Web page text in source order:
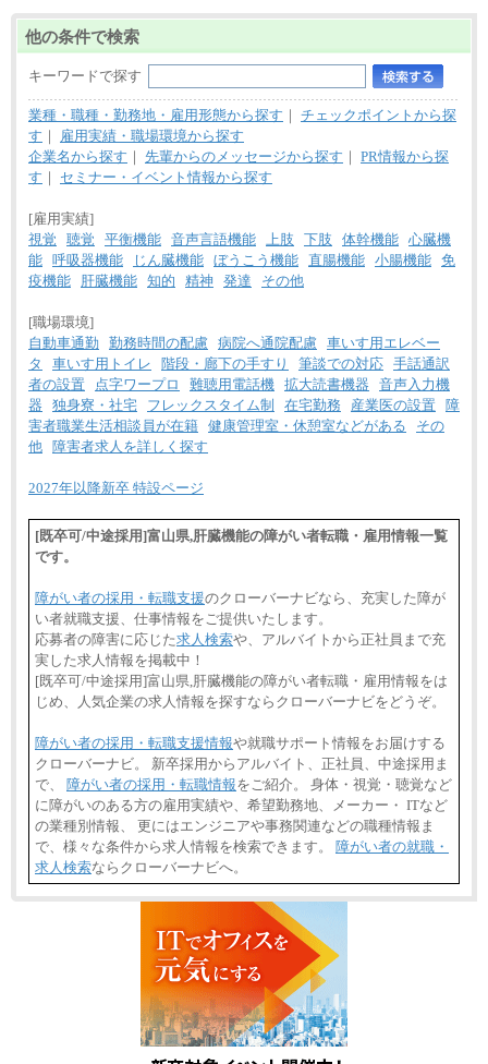
他の条件で検索
キーワードで探す
業種・職種・勤務地・雇用形態から探す ｜ チェックポイントから探
す ｜
雇用実績・職場環境から探す
企業名から探す ｜ 先輩からのメッセージから探す ｜ PR情報から探
す ｜ セミナー・イベント情報から探す
[雇用実績]
視覚
聴覚 平衡機能 音声言語機能 上肢 下肢 体幹機能 心臓機
能 呼吸器機能 じん臓機能 ぼうこう機能 直腸機能 小腸機能 免
疫機能
肝臓機能 知的 精神 発達 その他
[職場環境]
自動車通勤
勤務時間の配慮 病院へ通院配慮 車いす用エレベー
タ
車いす用トイレ 階段・廊下の手すり 筆談での対応 手話通訳
者の設置
点字ワープロ 難聴用電話機 拡大読書機器
音声入力機
器
独身寮・社宅 フレックスタイム制 在宅勤務 産業医の設置
障
害者職業生活相談員が在籍 健康管理室・休憩室などがある
その
他
障害者求人を詳しく探す
2027年以降新卒 特設ページ
[既卒可/中途採用]富山県,肝臓機能の障がい者転職・雇用情報一覧
です。
障がい者の採用・転職支援のクローバーナビなら、充実した障が
い者就職支援、仕事情報をご提供いたします。
応募者の障害に応じた求人検索や、アルバイトから正社員まで充
実した求人情報を掲載中！
[既卒可/中途採用]富山県,肝臓機能の障がい者転職・雇用情報をは
じめ、人気企業の求人情報を探すならクローバーナビをどうぞ。
障がい者の採用・転職支援情報や就職サポート情報をお届けする
クローバーナビ。 新卒採用からアルバイト、正社員、中途採用ま
で、 障がい者の採用・転職情報をご紹介。 身体・視覚・聴覚など
に障がいのある方の雇用実績や、希望勤務地、メーカー・ ITなど
の業種別情報、 更にはエンジニアや事務関連などの職種情報ま
で、様々な条件から求人情報を検索できます。 障がい者の就職・
求人検索ならクローバーナビへ。